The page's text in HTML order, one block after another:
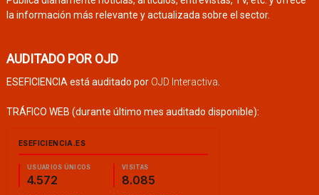
la información más relevante y actualizada sobre el sector.
AUDITADO POR OJD
ESEFICIENCIA está auditado por OJD Interactiva
TRÁFICO WEB (durante último mes auditado disponible):